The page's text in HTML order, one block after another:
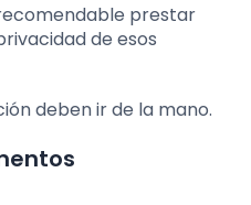
prestar
de esos
deben ir de la mano.